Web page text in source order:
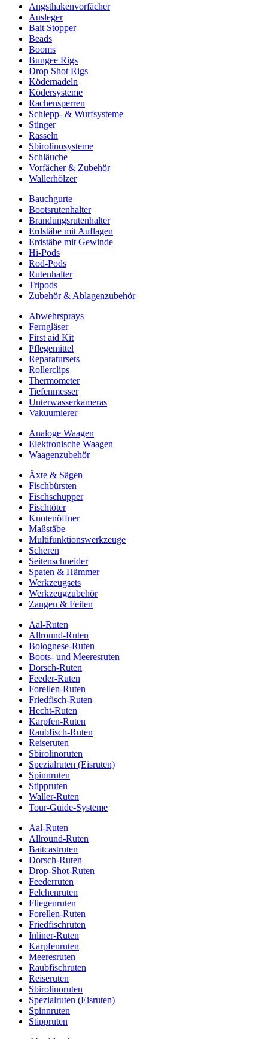
Angsthakenvorfächer
Ausleger
Bait Stopper
Beads
Booms
Bungee Rigs
Drop Shot Rigs
Ködernadeln
Ködersysteme
Rachensperren
Schlepp- & Wurfsysteme
Stinger
Rasseln
Sbirolinosysteme
Schläuche
Vorfächer & Zubehör
Wallerhölzer
Bauchgurte
Bootsrutenhalter
Brandungsrutenhalter
Erdstäbe mit Auflagen
Erdstäbe mit Gewinde
Hi-Pods
Rod-Pods
Rutenhalter
Tripods
Zubehör & Ablagenzubehör
Abwehrsprays
Ferngläser
First aid Kit
Pflegemittel
Reparatursets
Rollerclips
Thermometer
Tiefenmesser
Unterwasserkameras
Vakuumierer
Analoge Waagen
Elektronische Waagen
Waagenzubehör
Äxte & Sägen
Fischbürsten
Fischschupper
Fischtöter
Knotenöffner
Maßstäbe
Multifunktionswerkzeuge
Scheren
Seitenschneider
Spaten & Hämmer
Werkzeugsets
Werkzeugzubehör
Zangen & Feilen
Aal-Ruten
Allround-Ruten
Bolognese-Ruten
Boots- und Meeresruten
Dorsch-Ruten
Feeder-Ruten
Forellen-Ruten
Friedfisch-Ruten
Hecht-Ruten
Karpfen-Ruten
Raubfisch-Ruten
Reiseruten
Sbirolinoruten
Spezialruten (Eisruten)
Spinnruten
Stippruten
Waller-Ruten
Tour-Guide-Systeme
Aal-Ruten
Allround-Ruten
Baitcastruten
Dorsch-Ruten
Drop-Shot-Ruten
Feederruten
Felchenruten
Fliegenruten
Forellen-Ruten
Friedfischruten
Inliner-Ruten
Karpfenruten
Meeresruten
Raubfischruten
Reiseruten
Sbirolinoruten
Spezialruten (Eisruten)
Spinnruten
Stippruten